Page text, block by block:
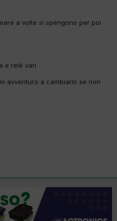
a volte si spengono per poi
e relè vari
avventuro a cambiarlo se non